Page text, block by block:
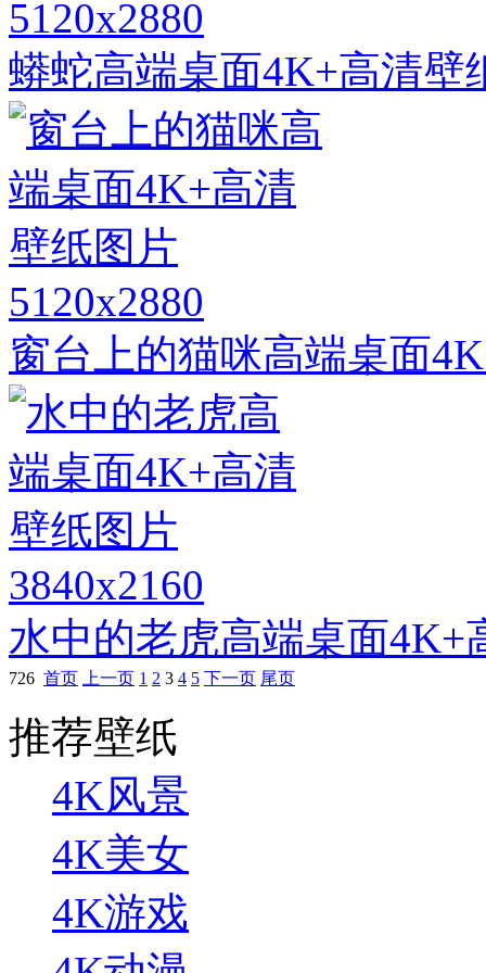
5120x2880
蟒蛇高端桌面4K+高清壁
5120x2880
窗台上的猫咪高端桌面
3840x2160
水中的老虎高端桌面4K+
726 首页 上一页 1 2 3 4 5 下一页 尾页
推荐壁纸
4K风景
4K美女
4K游戏